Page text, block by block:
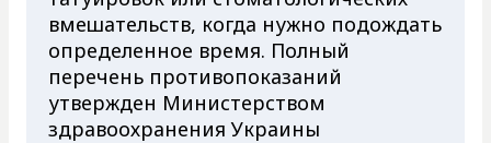
вмешательств, когда нужно подождать
определенное время. Полный
перечень противопоказаний
утвержден Министерством
здравоохранения Украины